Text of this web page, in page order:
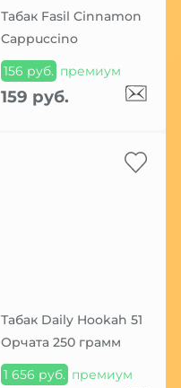
Табак Fasil Cinnamon
Cappuccino
156 руб. премиум
159 руб.
Табак Daily Hookah 51
Орчата 250 грамм
1 656 руб. премиум